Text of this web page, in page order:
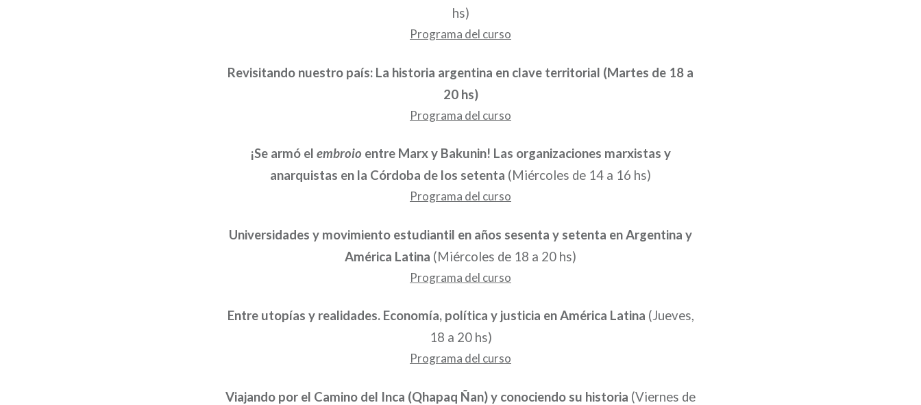
hs)
Programa del curso
Revisitando nuestro país: La historia argentina en clave territorial (Martes de 18 a
20 hs)
Programa del curso
¡Se armó el embroio entre Marx y Bakunin! Las organizaciones marxistas y
anarquistas en la Córdoba de los setenta (Miércoles de 14 a 16 hs)
Programa del curso
Universidades y movimiento estudiantil en años sesenta y setenta en Argentina y
América Latina (Miércoles de 18 a 20 hs)
Programa del curso
Entre utopías y realidades. Economía, política y justicia en América Latina (Jueves,
18 a 20 hs)
Programa del curso
Viajando por el Camino del Inca (Qhapaq Ñan) y conociendo su historia (Viernes de